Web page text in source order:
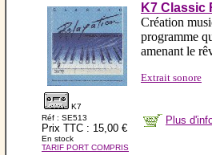
K7
Réf : SE513
Prix TTC : 15,00 €
En stock
TARIF PORT COMPRIS
K7 Classic
Création
programme
amenant le
Extrait sonore
Plus